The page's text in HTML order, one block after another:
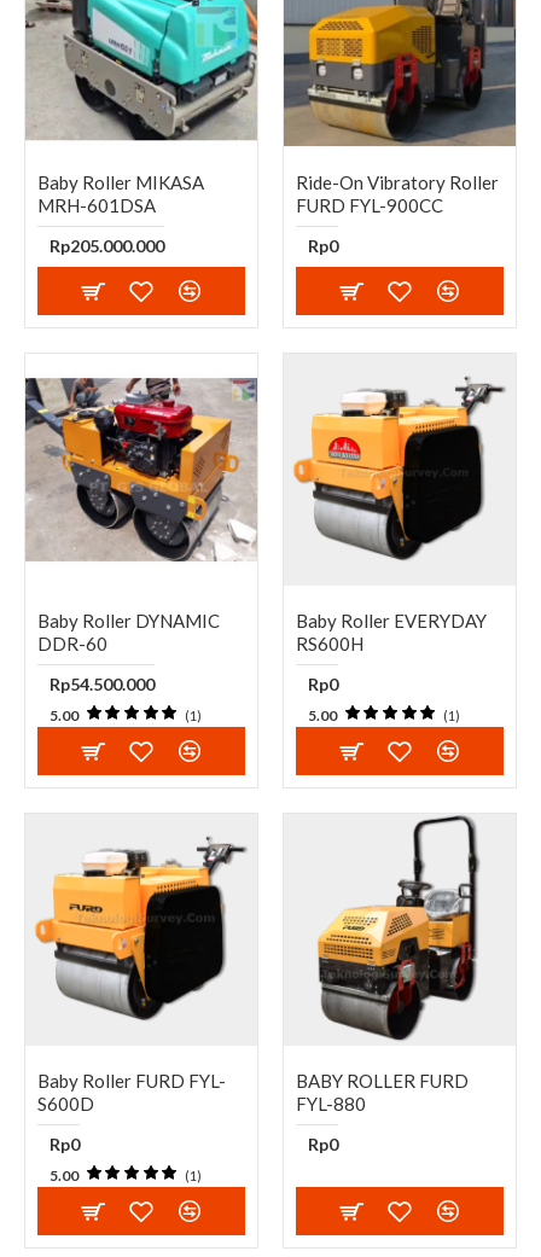
Baby Roller MIKASA
MRH-601DSA
Rp205.000.000
Ride-On Vibratory Roller
FURD FYL-900CC
Rp0
Baby Roller DYNAMIC
DDR-60
Rp54.500.000
5.00 (1)
Baby Roller EVERYDAY
RS600H
Rp0
5.00 (1)
Baby Roller FURD FYL-
S600D
Rp0
5.00 (1)
BABY ROLLER FURD
FYL-880
Rp0